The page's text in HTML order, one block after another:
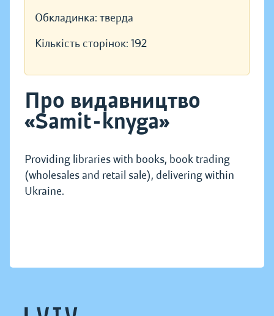
Обкладинка: тверда
Кількість сторінок: 192
Про видавництво
«Samit-knyga»
Providing libraries with books, book trading
(wholesales and retail sale), delivering within
Ukraine.